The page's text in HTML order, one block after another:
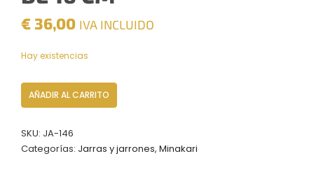
€36,00 IVA INCLUIDO
Hay existencias
Jarrón
Esmaltado
Minakari,
Altura
AÑADIR AL CARRITO
SKU: JA-146
Categorías: Jarras y jarrones, Minakari